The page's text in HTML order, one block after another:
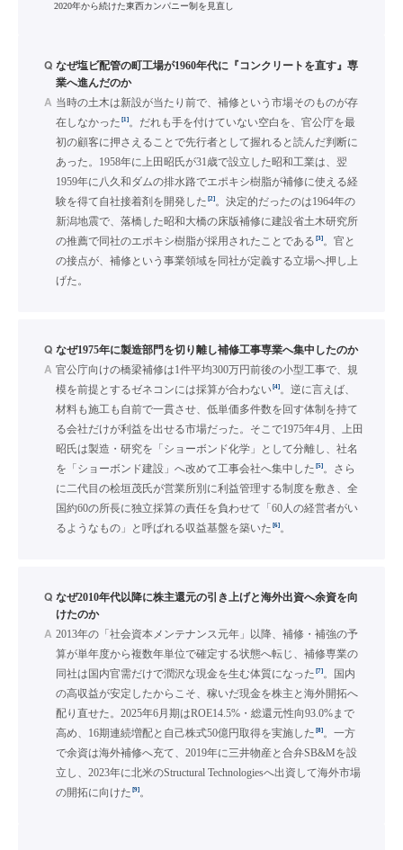
2020年から続けた東西カンパニー制を見直し
Q なぜ塩ビ配管の町工場が1960年代に『コンクリートを直す』専
業へ進んだのか
A 当時の土木は新設が当たり前で、補修という市場そのものが存
在しなかった [1]。だれも手を付けていない空白を、官公庁を最
初の顧客に押さえることで先行者として握れると読んだ判断に
あった。1958年に上田昭氏が31歳で設立した昭和工業は、翌
1959年に八久和ダムの排水路でエポキシ樹脂が補修に使える経
験を得て自社接着剤を開発した [2]。決定的だったのは1964年の
新潟地震で、落橋した昭和大橋の床版補修に建設省土木研究所
の推薦で同社のエポキシ樹脂が採用されたことである [3]。官と
の接点が、補修という事業領域を同社が定義する立場へ押し上
げた。
Q なぜ1975年に製造部門を切り離し補修工事専業へ集中したのか
A 官公庁向けの橋梁補修は1件平均300万円前後の小型工事で、規
模を前提とするゼネコンには採算が合わない[4]。逆に言えば、
材料も施工も自前で一貫させ、低単価多件数を回す体制を持て
る会社だけが利益を出せる市場だった。そこで1975年4月、上田
昭氏は製造・研究を「ショーボンド化学」として分離し、社名
を「ショーボンド建設」へ改めて工事会社へ集中した [5]。さら
に二代目の桧垣茂氏が営業所別に利益管理する制度を敷き、全
国約60の所長に独立採算の責任を負わせて「60人の経営者がい
るようなもの」と呼ばれる収益基盤を築いた [6]。
Q なぜ2010年代以降に株主還元の引き上げと海外出資へ余資を向
けたのか
A 2013年の「社会資本メンテナンス元年」以降、補修・補強の予
算が単年度から複数年単位で確定する状態へ転じ、補修専業の
同社は国内官需だけで潤沢な現金を生む体質になった [7]。国内
の高収益が安定したからこそ、稼いだ現金を株主と海外開拓へ
配り直せた。2025年6月期はROE14.5%・総還元性向93.0%まで
高め、16期連続増配と自己株式50億円取得を実施した [8]。一方
で余資は海外補修へ充て、2019年に三井物産と合弁SB&Mを設
立し、2023年に北米のStructural Technologiesへ出資して海外市場
の開拓に向けた [9]。